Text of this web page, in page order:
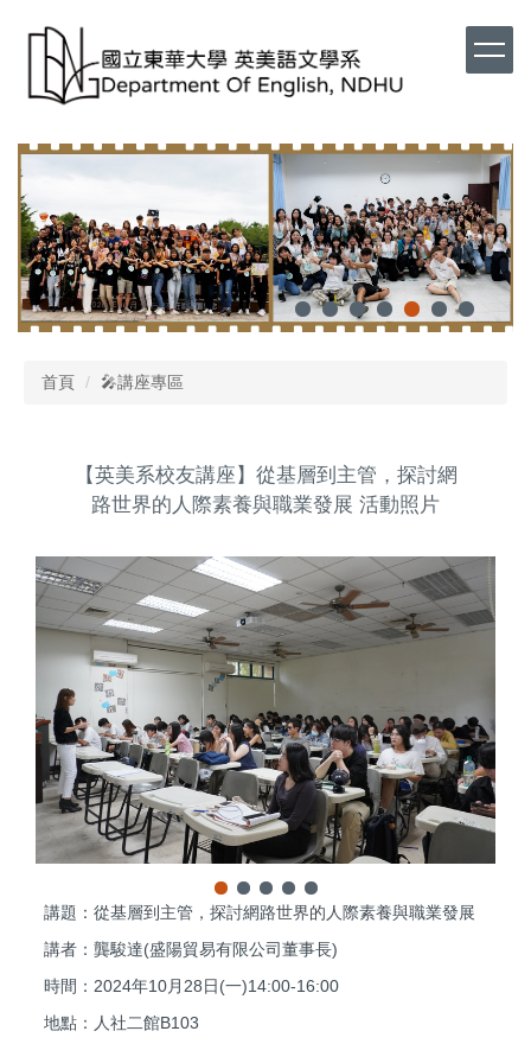
首頁 🎤講座專區
【英美系校友講座】從基層到主管，探討網
路世界的人際素養與職業發展 活動照片
講題：從基層到主管，探討網路世界的人際素養與職業發展
講者：龔駿達(盛陽貿易有限公司董事長)
時間：2024年10月28日(一)14:00-16:00
地點：人社二館B103